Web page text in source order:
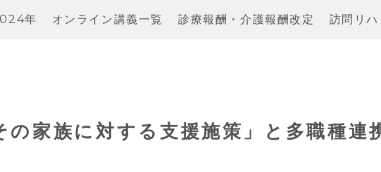
年 オンライン講義一覧 診療報酬・介護報酬改定 訪問リ
の家族に対する支援施策」と多職種連